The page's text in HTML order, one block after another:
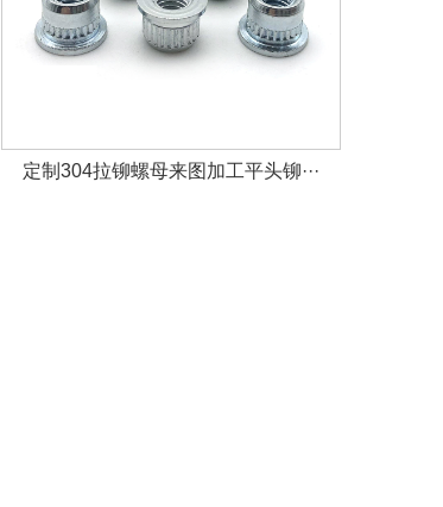
定制304拉铆螺母来图加工平头铆···